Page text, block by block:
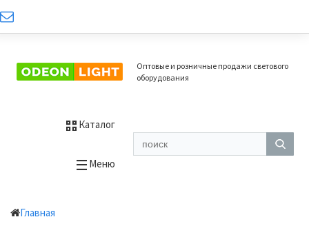
Оптовые и розничные продажи светового
оборудования
Каталог
Меню
Главная